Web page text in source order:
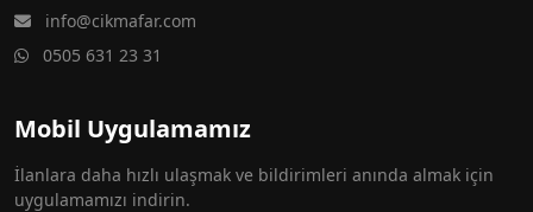
info@cikmafar.com
0505 631 23 31
Mobil Uygulamamız
İlanlara daha hızlı ulaşmak ve bildirimleri anında almak için
uygulamamızı indirin.